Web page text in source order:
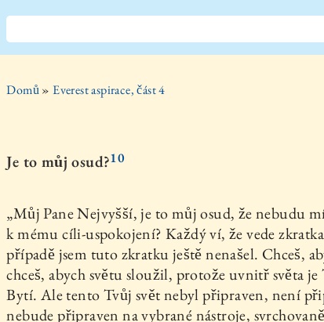
Domů»Everest aspirace, část 4
Je to můj osud?10
„Můj Pane Nejvyšší, je to můj osud, že nebudu
k mému cíli-uspokojení? Každý ví, že vede
případě jsem tuto zkratku ještě nenašel. Chceš,
chceš, abych světu sloužil, protože uvnitř světa je
Bytí. Ale tento Tvůj svět nebyl připraven, není
nebude připraven na vybrané nástroje,